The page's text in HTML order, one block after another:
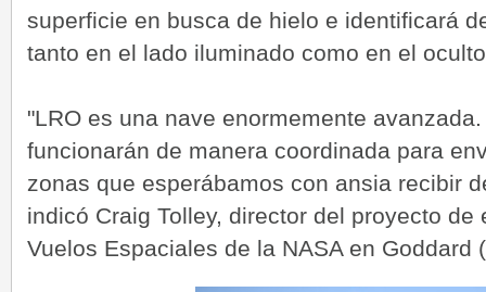
superficie en busca de hielo e identificará
tanto en el lado iluminado como en el
"LRO es una nave enormemente
funcionarán de manera coordinada para
zonas que esperábamos con ansia recibir
indicó Craig Tolley, director del proyecto
Vuelos Espaciales de la NASA en Goddard